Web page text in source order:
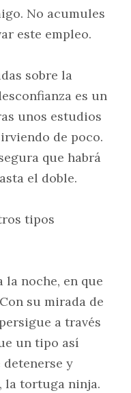
No acumules
este empleo.
sobre la
es un
unos estudios
de poco.
que habrá
el doble.
tipos
la noche, en que
su mirada de
a través
un tipo así
y
la tortuga ninja.